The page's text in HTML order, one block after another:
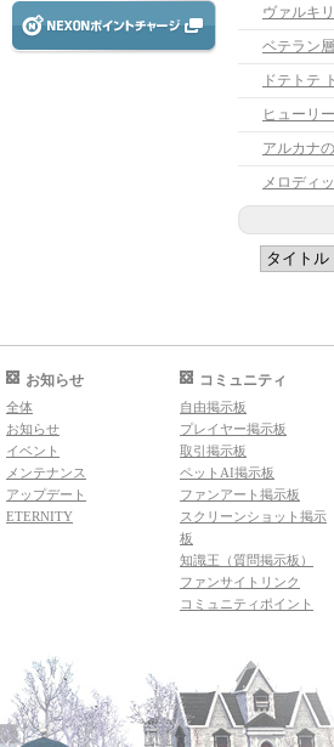
ヴァルキ
ベテラン
ドテトテ
ヒューリ
アルカナ
お知らせ
全体
お知らせ
イベント
メンテナンス
アップデート
ETERNITY
コミュニティ
自由掲示板
プレイヤー掲示板
取引掲示板
ペットAI掲示板
ファンアート掲示板
スクリーンショット掲示
板
知識王（質問掲示板）
ファンサイトリンク
コミュニティポイント